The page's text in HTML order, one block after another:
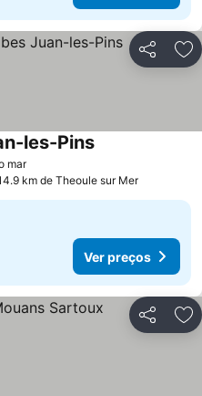
Partilhar
mar
les-Pins
km de Theoule sur Mer
Ver preços
Partilhar